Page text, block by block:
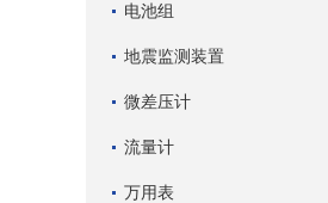
电池组
地震监测装置
微差压计
流量计
万用表